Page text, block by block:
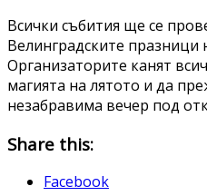
Всички събития ще се
Велинградските празници
Организаторите канят
магията на лятото и да
незабравима вечер под
Share this:
Facebook